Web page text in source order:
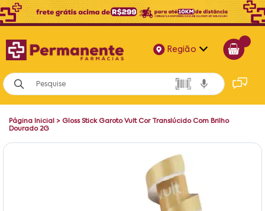
Região
Alagoas
Bahia
Página Inicial > Gloss Stick Garoto Vult Cor Translúcido Com Brilho
Dourado 2G